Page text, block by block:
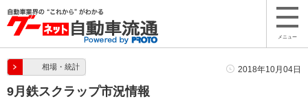
メニュー
相場・統計 2018年10月04日
9月鉄スクラップ市況情報